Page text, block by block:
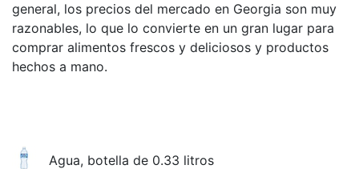
general, los precios del mercado en Georgia son muy
razonables, lo que lo convierte en un gran lugar para
comprar alimentos frescos y deliciosos y productos
hechos a mano.
Agua, botella de 0.33 litros